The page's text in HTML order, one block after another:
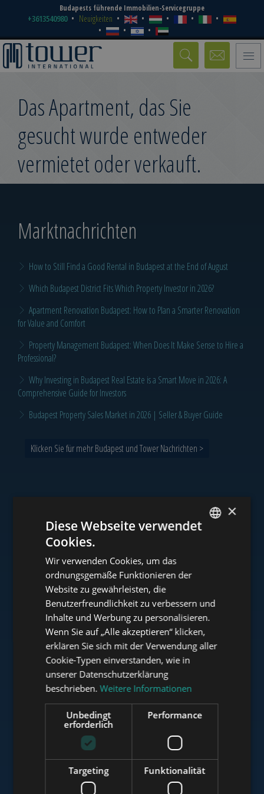
Budapests führende Immobilien-Servicegruppe
+3613540980 Neuigkeiten
Toggle
Das Apartment, das Sie
gesucht wurde entweder
vermietet oder verkauft.
Marktnachrichten
How to Still Find a Good Rental in Budapest at the End of August
Which Budapest District Fits Which Property Investor in 2026?
Apartment Renovation Budapest: How to Plan a Smarter Renovation
for Value and Comfort
Property Management Budapest: When Does It Make Sense to Hire a
Professional?
Why Investing in Budapest Real Estate is a Smart Move in 2026: A
Comprehensive Guide for Investors
Budapest Property Sales Market in 2026 | Seller & Buyer Guide
Klicken Sie für mehr Budapest und Tower Nachrichten >
Unser Portfolio
www.tower-investments.com
www.towerassistance.com
www.towerconsulting.hu
www.mybudapesthome.com
FRENCH
ITALIAN
SPANISH
RUSSIAN
×
Diese Webseite verwendet
Cookies.
Wir verwenden Cookies, um das
ordnungsgemäße Funktionieren der
Website zu gewährleisten, die
Benutzerfreundlichkeit zu verbessern und
Inhalte und Werbung zu personalisieren.
Wenn Sie auf „Alle akzeptieren“ klicken,
erklären Sie sich mit der Verwendung aller
Cookie-Typen einverstanden, wie in
unserer Datenschutzerklärung
beschrieben. Weitere Informationen
Unbedingt
erforderlich
Performance
Targeting Funktionalität